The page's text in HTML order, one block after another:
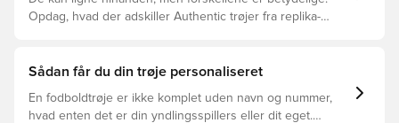
Opdag, hvad der adskiller Authentic trøjer fra replika-
Sådan får du din trøje personaliseret
En fodboldtrøje er ikke komplet uden navn og nummer,
hvad enten det er din yndlingsspillers eller dit eget.